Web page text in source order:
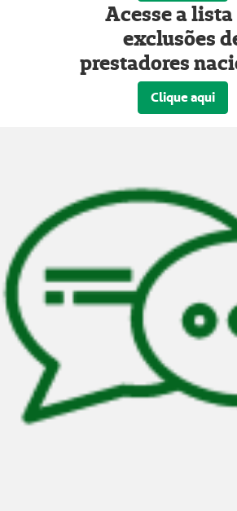
Acesse a lista
exclusões
prestadores
Clique aqui